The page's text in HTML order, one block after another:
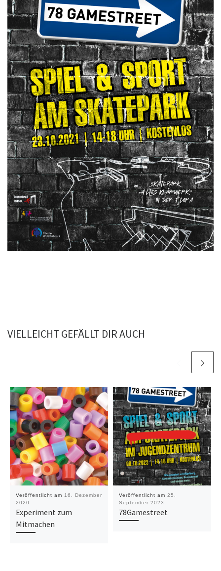
VIELLEICHT GEFÄLLT DIR AUCH
Veröffentlicht am 16. Dezember
2020
Experiment zum
Mitmachen
Veröffentlicht am 25.
September 2023
78Gamestreet